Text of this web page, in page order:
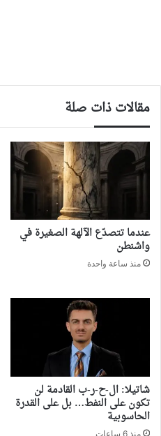
مقالات ذات صلة
‏عندما تتصدّع الآلهة الصغيرة في
واشنطن
منذ ساعة واحدة
شاتيلا: ال-ح-ر-ب القادمة لن
تكون على النفط… بل على القدرة
الحاسوبية
منذ 6 ساعات